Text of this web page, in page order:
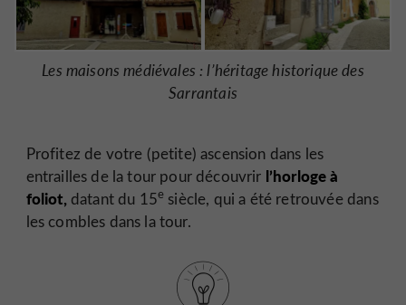
Les maisons médiévales : l’héritage historique des
Sarrantais
Profitez de votre (petite) ascension dans les
entrailles de la tour pour découvrir l’horloge à
foliot, datant du 15e siècle, qui a été retrouvée dans
les combles dans la tour.